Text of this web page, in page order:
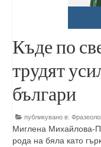
Къде по
трудят
българи
публикувано в:
Миглена Михайлова-
рода на бяла като